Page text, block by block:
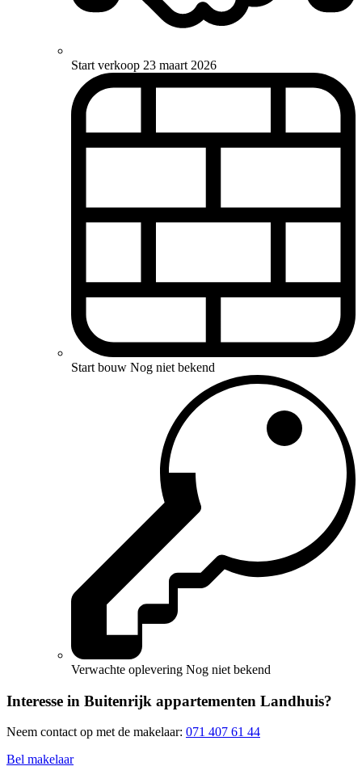
Start verkoop 23 maart 2026
Start bouw Nog niet bekend
Verwachte oplevering Nog niet bekend
Interesse in Buitenrijk appartementen Landhuis?
Neem contact op met de makelaar: 071 407 61 44
Bel makelaar